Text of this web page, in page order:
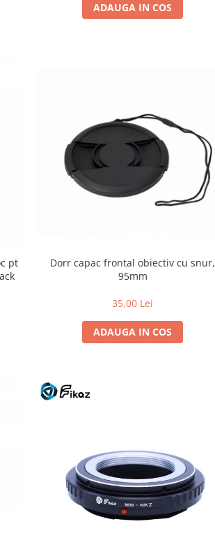
ADAUGA IN COS
pt
Dorr capac frontal obiectiv cu snur,
95mm
35,00 Lei
ADAUGA IN COS